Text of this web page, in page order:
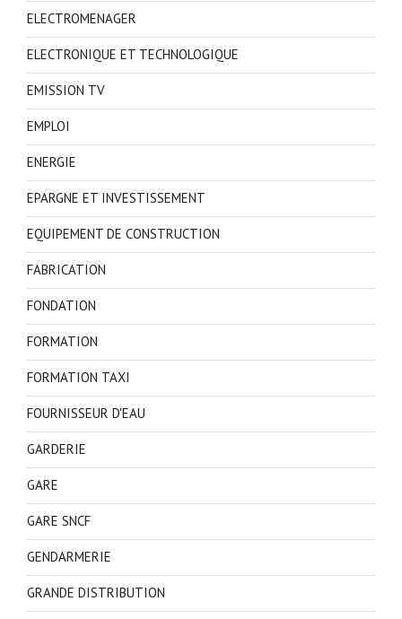
ELECTROMENAGER
ELECTRONIQUE ET TECHNOLOGIQUE
EMISSION TV
EMPLOI
ENERGIE
EPARGNE ET INVESTISSEMENT
EQUIPEMENT DE CONSTRUCTION
FABRICATION
FONDATION
FORMATION
FORMATION TAXI
FOURNISSEUR D'EAU
GARDERIE
GARE
GARE SNCF
GENDARMERIE
GRANDE DISTRIBUTION